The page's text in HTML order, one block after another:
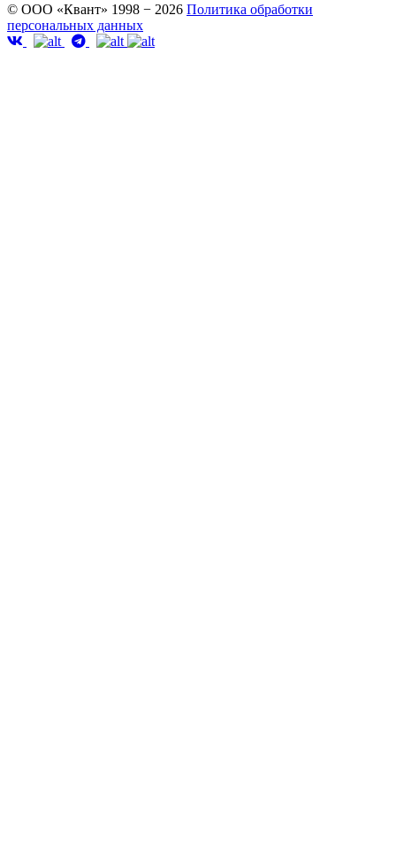
© ООО «Квант» 1998 − 2026 Политика обработки
персональных данных